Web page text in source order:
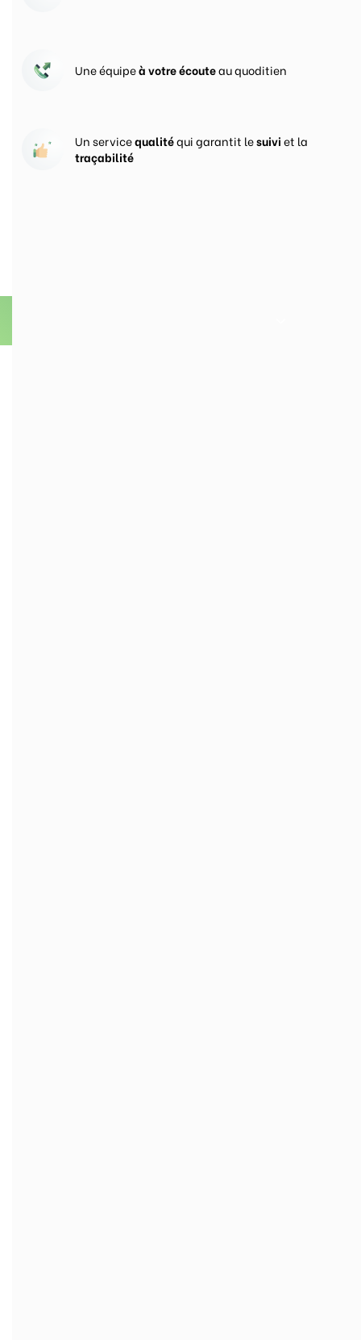
Une équipeà votre écouteau quoditien
Un servicequalitéqui garantit lesuiviet la
traçabilité